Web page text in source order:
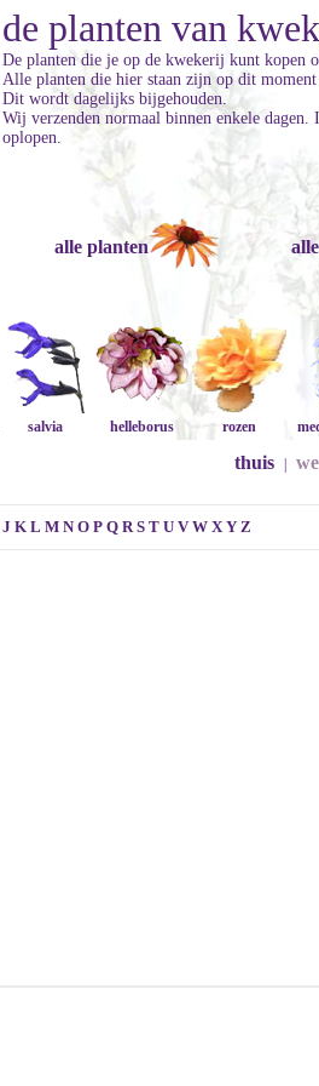
de planten van
De planten die je op de kwekerij kunt kopen
Alle planten die hier staan zijn op dit
Dit wordt dagelijks bijgehouden.
Wij verzenden normaal binnen enkele
oplopen.
alle planten
salvia helleborus rozen
thuis
J K L M N O P Q R S T U V W X Y Z